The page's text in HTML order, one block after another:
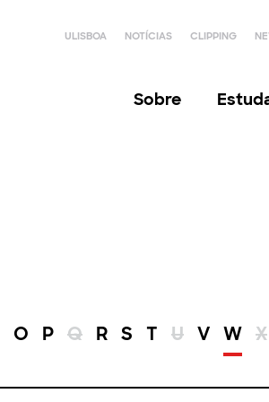
ULISBOA NOTÍCIAS CLIPPING
Sobre
O P Q R S T U V W X